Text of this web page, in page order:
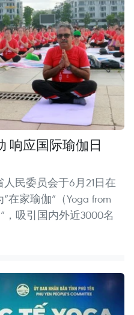
响应国际瑜伽日
民委员会于6月21日在
在家瑜伽”（Yoga from
，吸引国内外近3000名